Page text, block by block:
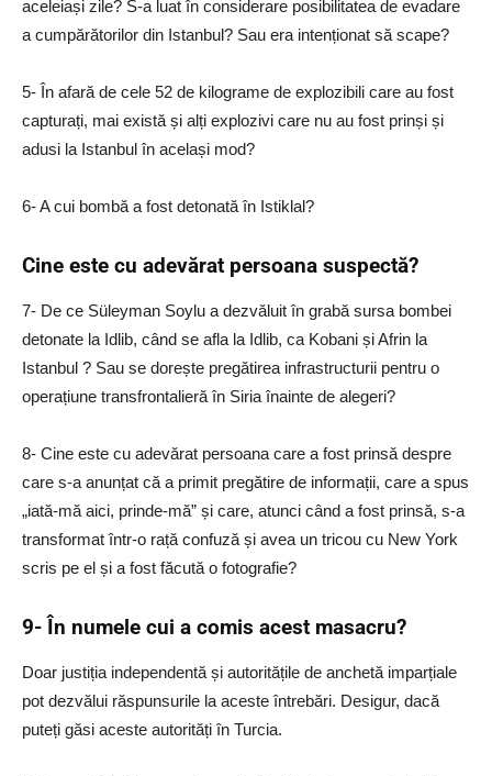
aceleiași zile? S-a luat în considerare posibilitatea de evadare
a cumpărătorilor din Istanbul? Sau era intenționat să scape?
5- În afară de cele 52 de kilograme de explozibili care au fost
capturați, mai există și alți explozivi care nu au fost prinși și
adusi la Istanbul în același mod?
6- A cui bombă a fost detonată în Istiklal?
Cine este cu adevărat persoana suspectă?
7- De ce Süleyman Soylu a dezvăluit în grabă sursa bombei
detonate la Idlib, când se afla la Idlib, ca Kobani și Afrin la
Istanbul ? Sau se dorește pregătirea infrastructurii pentru o
operațiune transfrontalieră în Siria înainte de alegeri?
8- Cine este cu adevărat persoana care a fost prinsă despre
care s-a anunțat că a primit pregătire de informații, care a spus
„iată-mă aici, prinde-mă” și care, atunci când a fost prinsă, s-a
transformat într-o rață confuză și avea un tricou cu New York
scris pe el și a fost făcută o fotografie?
9- În numele cui a comis acest masacru?
Doar justiția independentă și autoritățile de anchetă imparțiale
pot dezvălui răspunsurile la aceste întrebări. Desigur, dacă
puteți găsi aceste autorități în Turcia.